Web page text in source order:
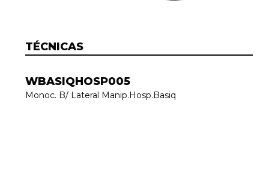
TÉCNICAS
WBASIQHOSP005
Monoc. B/ Lateral Manip.Hosp.Basiq